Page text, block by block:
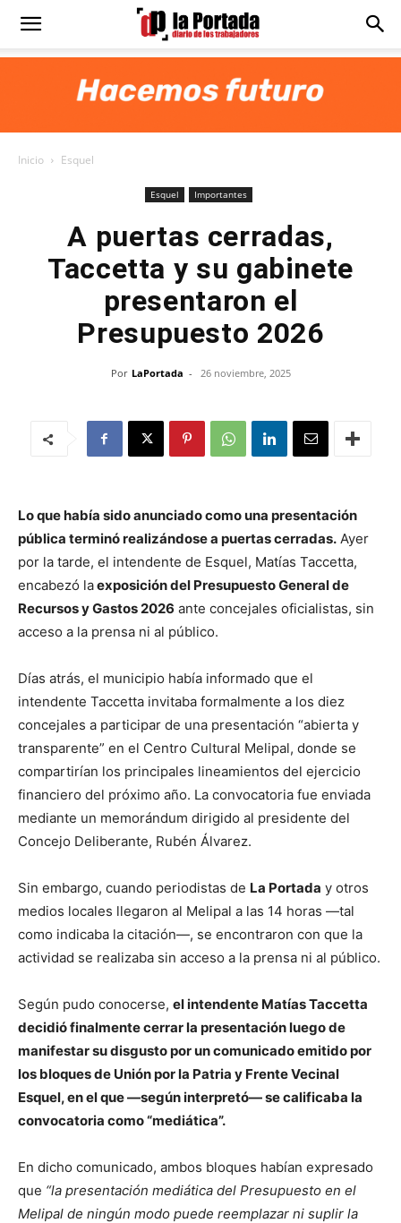
Diario
Inicio Esquel
Esquel Importantes
A puertas cerradas,
Taccetta y su gabinete
presentaron el
Presupuesto 2026
Por LaPortada - 26 noviembre, 2025
Lo que había sido anunciado como una presentación
pública terminó realizándose a puertas cerradas. Ayer
por la tarde, el intendente de Esquel, Matías Taccetta,
encabezó laexposición del Presupuesto General de
Recursos y Gastos 2026 ante concejales oficialistas, sin
acceso a la prensa ni al público.
Días atrás, el municipio había informado que el
intendente Taccetta invitaba formalmente a los diez
concejales a participar de una presentación “abierta y
transparente” en el Centro Cultural Melipal, donde se
compartirían los principales lineamientos del ejercicio
financiero del próximo año. La convocatoria fue enviada
mediante un memorándum dirigido al presidente del
Concejo Deliberante, Rubén Álvarez.
Sin embargo, cuando periodistas de La Portada y otros
medios locales llegaron al Melipal a las 14 horas —tal
como indicaba la citación—, se encontraron con que la
actividad se realizaba sin acceso a la prensa ni al público.
Según pudo conocerse, el intendente Matías Taccetta
decidió finalmente cerrar la presentación luego de
manifestar su disgusto por un comunicado emitido por
los bloques de Unión por la Patria y Frente Vecinal
Esquel, en el que —según interpretó— se calificaba la
convocatoria como “mediática”.
En dicho comunicado, ambos bloques habían expresado
que “la presentación mediática del Presupuesto en el
Melipal de ningún modo puede reemplazar ni suplir la